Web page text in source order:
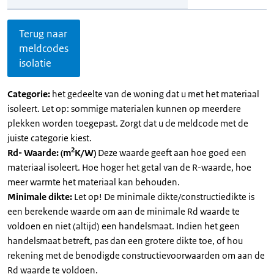
Terug naar
meldcodes
isolatie
Categorie: het gedeelte van de woning dat u met het materiaal
isoleert. Let op: sommige materialen kunnen op meerdere
plekken worden toegepast. Zorgt dat u de meldcode met de
juiste categorie kiest.
Rd- Waarde: (m2K/W) Deze waarde geeft aan hoe goed een
materiaal isoleert. Hoe hoger het getal van de R-waarde, hoe
meer warmte het materiaal kan behouden.
Minimale dikte: Let op! De minimale dikte/constructiedikte is
een berekende waarde om aan de minimale Rd waarde te
voldoen en niet (altijd) een handelsmaat. Indien het geen
handelsmaat betreft, pas dan een grotere dikte toe, of hou
rekening met de benodigde constructievoorwaarden om aan de
Rd waarde te voldoen.